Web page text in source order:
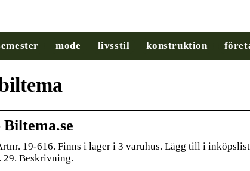
mode livsstil konstruktion
19-616. Finns i lager i 3 varuhus. Lägg till i
29. Beskrivning.